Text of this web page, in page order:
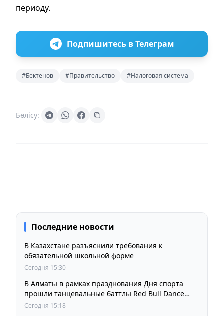
периоду.
Подпишитесь в Телеграм
#Бектенов #Правительство #Налоговая система
Бөлісу:
Последние новости
В Казахстане разъяснили требования к
обязательной школьной форме
Сегодня 15:30
В Алматы в рамках празднования Дня спорта
прошли танцевальные баттлы Red Bull Dance
Your Style
Сегодня 15:18